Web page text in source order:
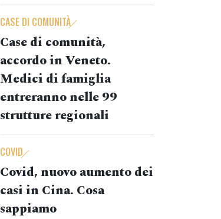
CASE DI COMUNITÀ
Case di comunità,
accordo in Veneto.
Medici di famiglia
entreranno nelle 99
strutture regionali
COVID
Covid, nuovo aumento dei
casi in Cina. Cosa
sappiamo